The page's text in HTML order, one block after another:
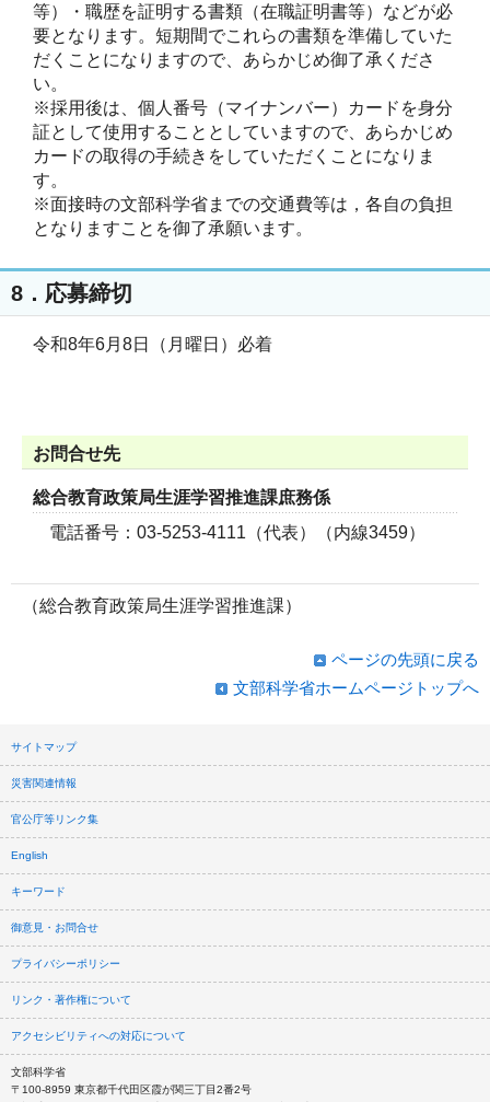
等）・職歴を証明する書類（在職証明書等）などが必
要となります。短期間でこれらの書類を準備していた
だくことになりますので、あらかじめ御了承くださ
い。
※採用後は、個人番号（マイナンバー）カードを身分
証として使用することとしていますので、あらかじめ
カードの取得の手続きをしていただくことになりま
す。
※面接時の文部科学省までの交通費等は，各自の負担
8．応募締切
令和8年6月8日（月曜日）必着
お問合せ先
総合教育政策局生涯学習推進課庶務係
電話番号：03-5253-4111（代表）（内線3459）
（総合教育政策局生涯学習推進課）
ページの先頭に戻る
文部科学省ホームページトップへ
サイトマップ
災害関連情報
官公庁等リンク集
English
キーワード
御意見・お問合せ
プライバシーポリシー
リンク・著作権について
アクセシビリティへの対応について
文部科学省
〒100-8959 東京都千代田区霞が関三丁目2番2号